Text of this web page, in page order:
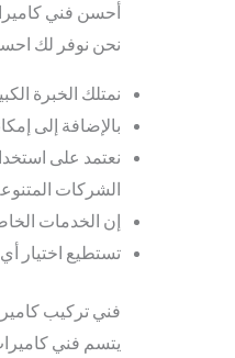
أحسن فني
نحن نوفر لك
نمتلك الخبرة
بالإضافة إلى
نعتمد على
الشركات
إن الخدمات
تستطيع اختيار
فني تركيب
يتسم فني